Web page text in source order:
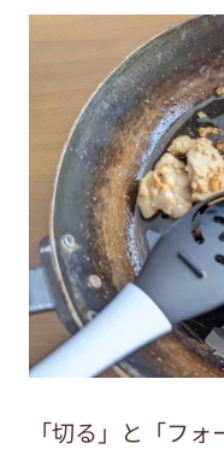
「切る」と「フ